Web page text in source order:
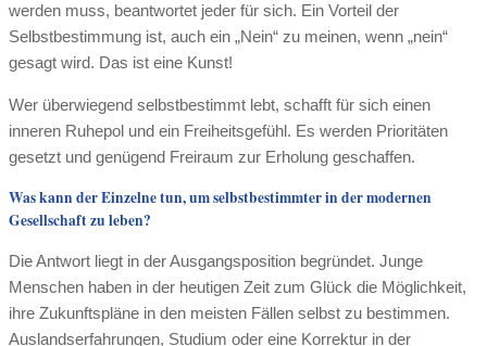
werden muss, beantwortet jeder für sich. Ein Vorteil der
Selbstbestimmung ist, auch ein „Nein“ zu meinen, wenn „nein“
gesagt wird. Das ist eine Kunst!
Wer überwiegend selbstbestimmt lebt, schafft für sich einen
inneren Ruhepol und ein Freiheitsgefühl. Es werden Prioritäten
gesetzt und genügend Freiraum zur Erholung geschaffen.
Was kann der Einzelne tun, um selbstbestimmter in der modernen
Gesellschaft zu leben?
Die Antwort liegt in der Ausgangsposition begründet. Junge
Menschen haben in der heutigen Zeit zum Glück die Möglichkeit,
ihre Zukunftspläne in den meisten Fällen selbst zu bestimmen.
Auslandserfahrungen, Studium oder eine Korrektur in der